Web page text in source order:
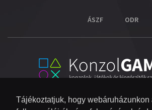
Tájékoztatjuk, hogy webáruházunkon
ÁSZF ODR